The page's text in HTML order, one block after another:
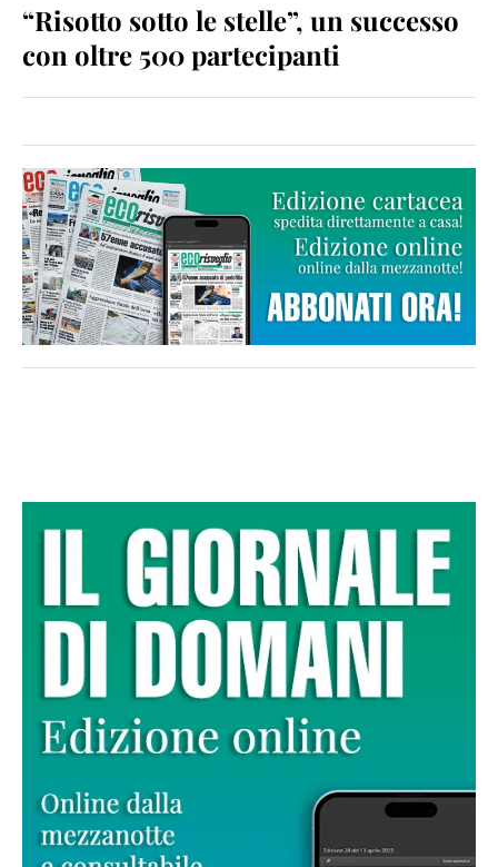
“Risotto sotto le stelle”, un successo
con oltre 500 partecipanti